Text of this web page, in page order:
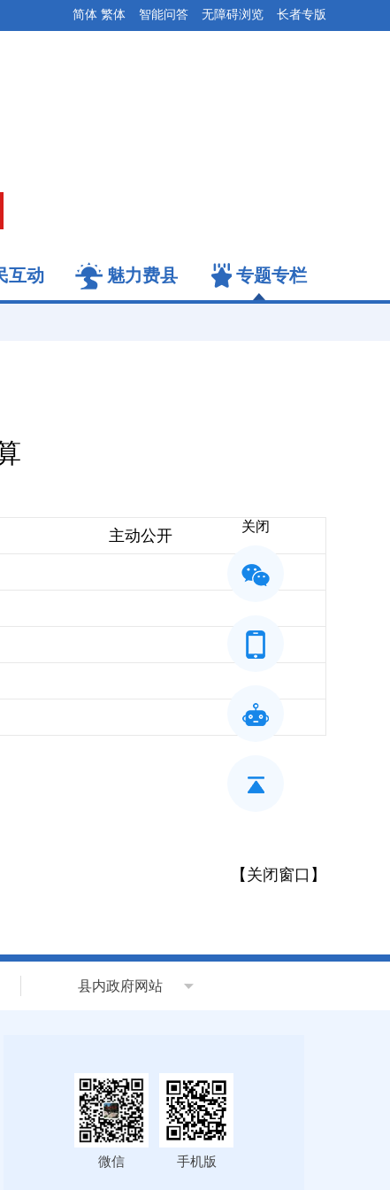
智能问答 无障碍浏览 长者专版
简体 繁体
互动 魅力费县 专题专栏
主动公开
【 关闭窗口 】
县内政府网站
微信 手机版
关闭